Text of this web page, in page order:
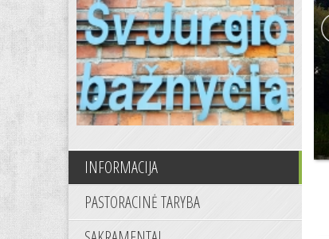
INFORMACIJA
PASTORACINĖ TARYBA